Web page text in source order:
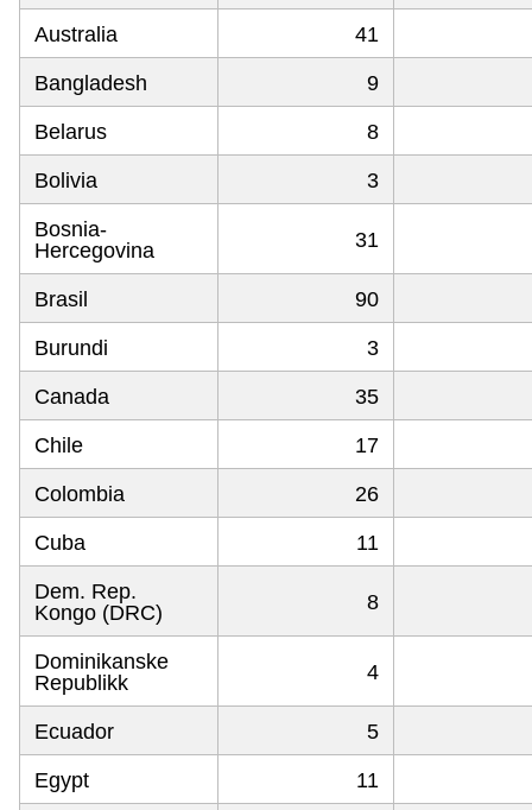
Australia 41
Bangladesh 9
Belarus 8
Bolivia 3
Bosnia-
Hercegovina
31
Brasil 90
Burundi 3
Canada 35
Chile 17
Colombia 26
Cuba 11
Dem. Rep.
Kongo (DRC)
8
Dominikanske
Republikk
4
Ecuador 5
Egypt 11